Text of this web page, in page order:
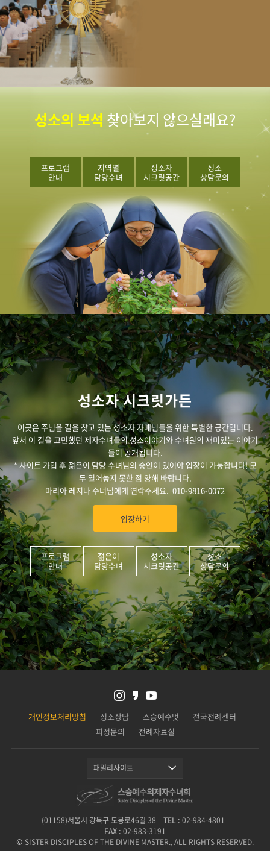
성소의 보석 찾아보지 않으실래요?
프로그램
안내
지역별
담당수녀
성소자
시크릿공간
성소
상담문의
성소자 시크릿가든
이곳은 주님을 길을 찾고 있는 성소자 자매님들을 위한 특별한 공간입니다.
앞서 이 길을 고민했던 제자수녀들의 성소이야기와 수녀원의 재미있는 이야기
들이 공개됩니다.
* 사이트 가입 후 젊은이 담당 수녀님의 승인이 있어야 입장이 가능합니다! 모
두 열어놓지 못한 점 양해 바랍니다.
마리아 레지나 수녀님에게 연락주세요. 010-9816-0072
입장하기
프로그램
안내
젊은이
담당수녀
성소자
시크릿공간
성소
상담문의
개인정보처리방침 성소상담 스승예수벗
전국전례센터
피정문의
전례자료실
패밀리사이트
(01158)서울시 강북구 도봉로46길 38 TEL : 02-984-4801
FAX : 02-983-3191
© SISTER DISCIPLES OF THE DIVINE MASTER., ALL RIGHTS RESERVED.